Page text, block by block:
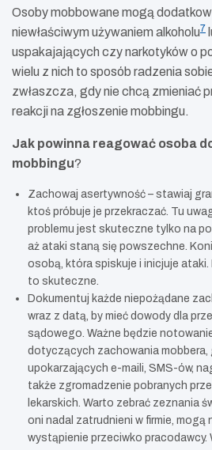
Osoby mobbowane mogą
niewłaściwym używaniem alkoholu7
uspakajających czy narkotyków o
wielu z nich to sposób radzenia
zwłaszcza, gdy nie chcą zmieniać
reakcji na zgłoszenie mobbingu.
Jak powinna reagować osoba
mobbingu?
Zachowaj asertywność – stawiaj
ktoś próbuje je przekraczać. Tu
problemu jest skuteczne tylko na
aż ataki staną się powszechne.
osobą, która spiskuje i inicjuje
to skuteczne.
Dokumentuj każde niepożądane
wraz z datą, by mieć dowody dla
sądowego. Ważne będzie
dotyczących zachowania mobbera,
upokarzających e-maili, SMS-ów,
także zgromadzenie pobranych
lekarskich. Warto zebrać zeznania
oni nadal zatrudnieni w firmie, mogą
wystąpienie przeciwko pracodawcy.